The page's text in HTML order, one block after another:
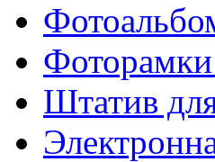
Фоторамки
Штатив